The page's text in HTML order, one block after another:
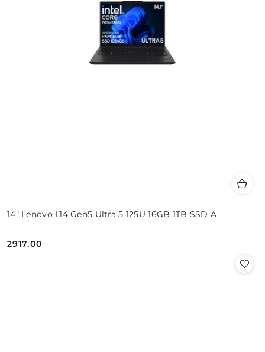
14" Lenovo L14 Gen5 Ultra 5 125U 16GB 1TB SSD A
Cena:
2917.00